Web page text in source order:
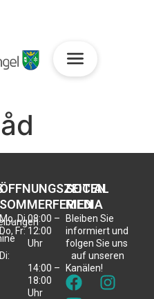
ÖFFNUNGSZEITEN
SOMMERFERIEN
Mo, Di,
Do, Fr:
Di:
08:00 –
12:00
Uhr
14:00 –
18:00
Uhr
SOCIAL
MEDIA
Bleiben Sie
informiert und
folgen Sie uns
auf unseren
Kanälen!